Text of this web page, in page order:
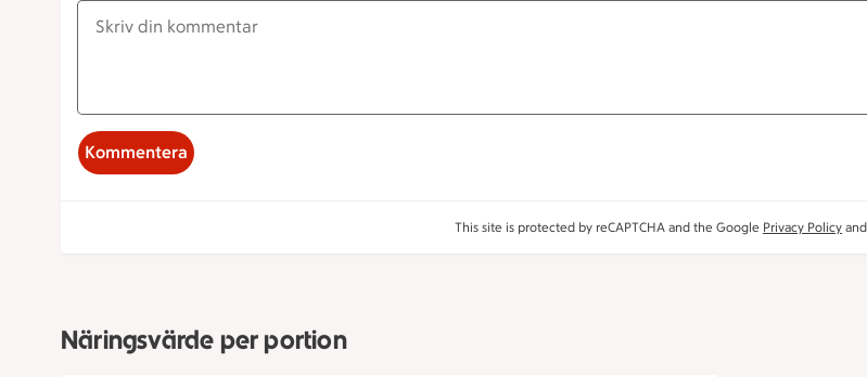
Kommentera
This site is protected by reCAPTCHA and the Google Privacy Policy and
Näringsvärde per portion